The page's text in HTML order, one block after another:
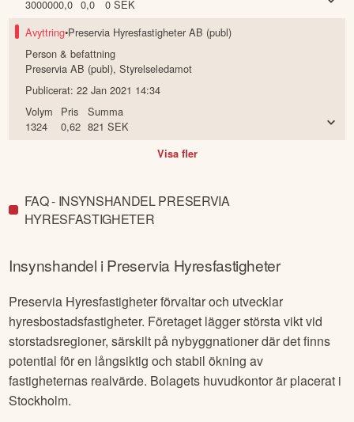
3000000,0 0,0
0 SEK
Avyttring•Preservia Hyresfastigheter AB (publ)
Person & befattning
Preservia AB (publ),Styrelseledamot
Publicerat:22 Jan 2021 14:34
Volym
1324
Pris
0,62
Summa
821 SEK
Visa fler
FAQ - INSYNSHANDEL PRESERVIA
HYRESFASTIGHETER
Insynshandel iPreservia Hyresfastigheter
Preservia Hyresfastigheter förvaltar och utvecklar
hyresbostadsfastigheter. Företaget lägger största vikt vid
storstadsregioner, särskilt på nybyggnationer där det finns
potential för en långsiktig och stabil ökning av
fastigheternas realvärde. Bolagets huvudkontor är placerat i
Stockholm.